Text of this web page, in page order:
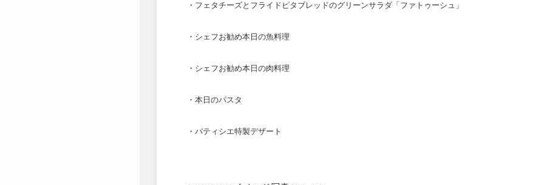
・フェタチーズとフライドピタブレッドのグリーンサラダ「ファトゥーシュ」
・シェフお勧め本日の魚料理
・シェフお勧め本日の肉料理
・本日のパスタ
・パティシエ特製デザート